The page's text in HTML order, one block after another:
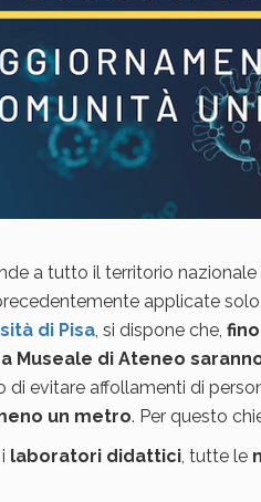
a tutto il territorio
applicate
di Pisa, si dispone che,
Museale di Ateneo
di evitare affollamenti di
un metro. Per questo
laboratori didattici, tutte le